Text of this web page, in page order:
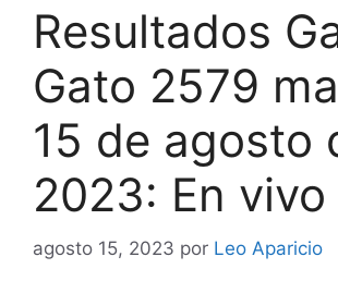
Resultados
Gato 2579
15 de agosto
2023: En vivo
agosto 15, 2023 por Leo Aparicio